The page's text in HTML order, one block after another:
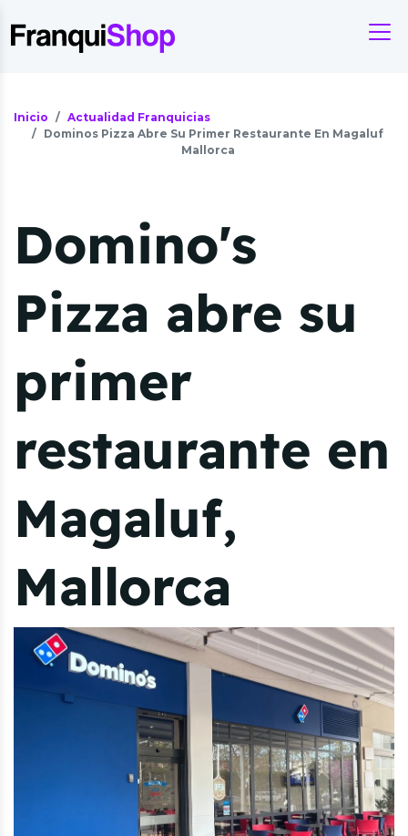
Inicio
Actualidad Franquicias
Dominos Pizza Abre Su Primer Restaurante En Magaluf
Mallorca
Domino's
Pizza abre su
primer
restaurante en
Magaluf,
Mallorca